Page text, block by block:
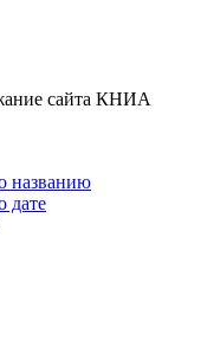
сайта КНИА
названию
дате